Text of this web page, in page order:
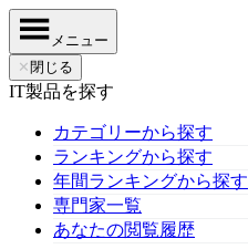
メニュー
✕ 閉じる
IT製品を探す
カテゴリーから探す
ランキングから探す
年間ランキングから探す
専門家一覧
あなたの閲覧履歴